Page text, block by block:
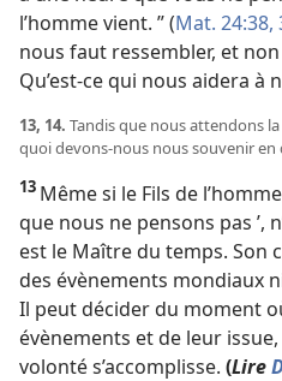
l’homme vient. ” (Mat. 24:38,
nous faut ressembler, et
Qu’est-​ce qui nous aidera à
13, 14. Tandis que nous attendons
quoi devons-​nous nous souvenir en
13 Même si le Fils de
que nous ne pensons pas ’,
est le Maître du temps. Son
des évènements mondiaux
Il peut décider du moment
évènements et de leur
volonté s’accomplisse. (Lire